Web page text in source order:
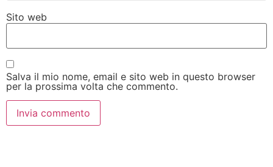
Sito web
Salva il mio nome, email e sito web in questo browser
per la prossima volta che commento.